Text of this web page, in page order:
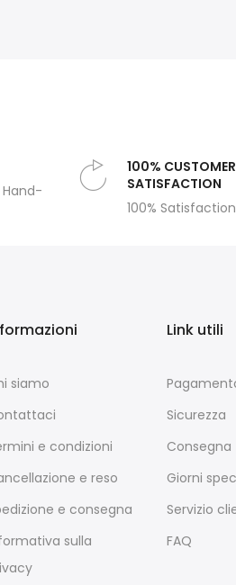
100% CUSTOMER
SATISFACTION
100%
siamo
e condizioni
e reso
e consegna
sulla
Link utili
Sicurezza
Consegna
Giorni
Servizio
FAQ